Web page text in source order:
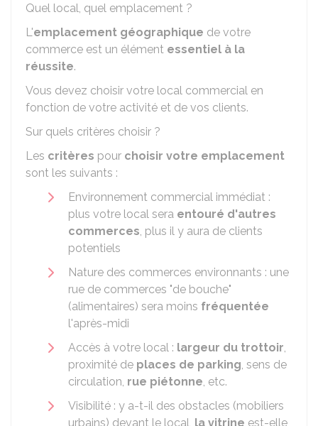
Quel local, quel emplacement ?
L'emplacement géographique de votre
commerce est un élément essentiel à la
réussite.
Vous devez choisir votre local commercial en
fonction de votre activité et de vos clients.
Sur quels critères choisir ?
Les critères pour choisir votre emplacement
sont les suivants :
Environnement commercial immédiat :
plus votre local sera entouré d'autres
commerces, plus il y aura de clients
potentiels
Nature des commerces environnants : une
rue de commerces "de bouche"
(alimentaires) sera moins fréquentée
l'après-midi
Accès à votre local : largeur du trottoir,
proximité de places de parking, sens de
circulation, rue piétonne, etc.
Visibilité : y a-t-il des obstacles (mobiliers
urbains) devant le local, la vitrine est-elle